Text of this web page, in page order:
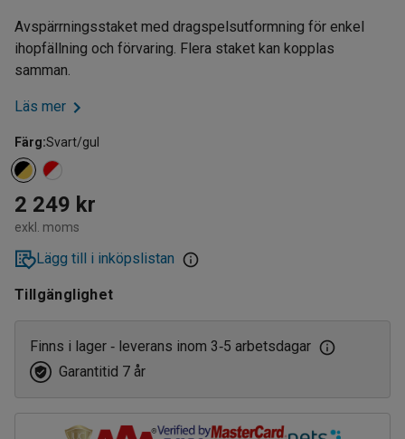
Avspärrningsstaket med dragspelsutformning för enkel
ihopfällning och förvaring. Flera staket kan kopplas
samman.
Läs mer
Färg:Svart/gul
2 249 kr
exkl. moms
Lägg till i inköpslistan
Tillgänglighet
Finns i lager ‑ leverans inom 3‑5 arbetsdagar
Garantitid 7 år